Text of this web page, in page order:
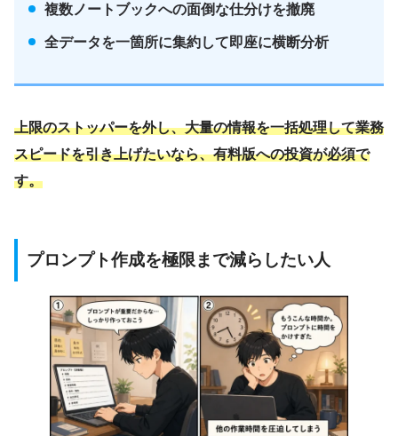
複数ノートブックへの面倒な仕分けを撤廃
全データを一箇所に集約して即座に横断分析
上限のストッパーを外し、大量の情報を一括処理して業務
スピードを引き上げたいなら、有料版への投資が必須で
す。
プロンプト作成を極限まで減らしたい人